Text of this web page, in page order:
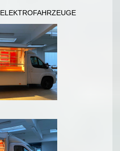
ELEKTROFAHRZEUGE